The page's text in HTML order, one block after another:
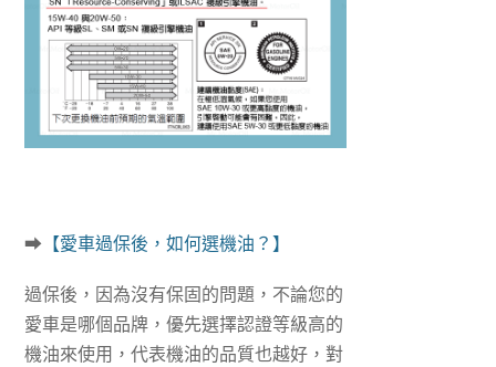
➡ 【愛車過保後，如何選機油？】
過保後，因為沒有保固的問題，不論您的
愛車是哪個品牌，優先選擇認證等級高的
機油來使用，代表機油的品質也越好，對